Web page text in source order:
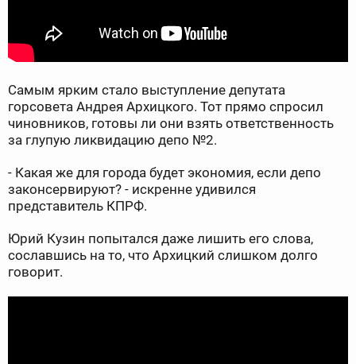
Самым ярким стало выступление депутата
горсовета Андрея Архицкого. Тот прямо спросил
чиновников, готовы ли они взять ответственность
за глупую ликвидацию депо №2.
- Какая же для города будет экономия, если депо
законсервируют? - искренне удивился
представитель КПРФ.
Юрий Кузин попытался даже лишить его слова,
сославшись на то, что Архицкий слишком долго
говорит.